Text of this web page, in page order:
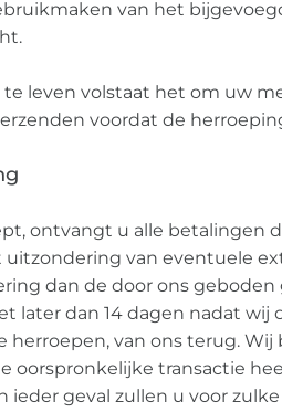
van het
leven volstaat het om uw
voordat de
ontvangt u alle betalingen
van eventuele
dan de door ons
later dan 14 dagen nadat
herroepen, van ons terug.
oorspronkelijke transactie
ieder geval zullen u voor